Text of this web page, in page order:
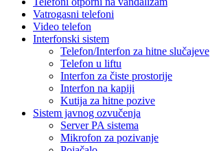
Vatrogasni telefoni
Video telefon
Interfonski sistem
Telefon/Interfon za hitne slučajeve
Telefon u liftu
Interfon za čiste prostorije
Interfon na kapiji
Kutija za hitne pozive
Sistem javnog ozvučenja
Server PA sistema
Mikrofon za pozivanje